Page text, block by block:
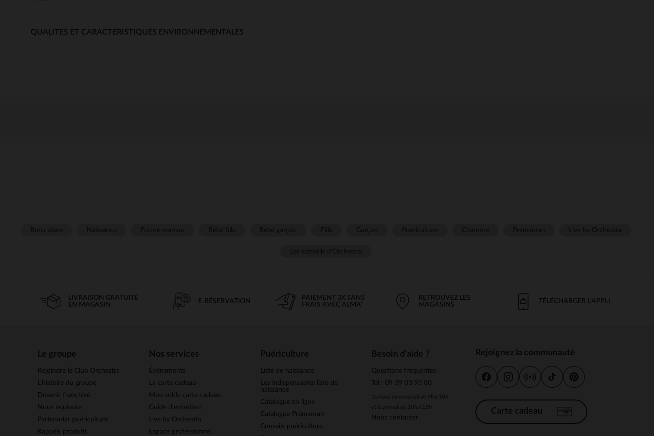
QUALITES ET CARACTERISTIQUES ENVIRONNEMENTALES
LIVRAISON GRATUITE
EN MAGASIN
E-RÉSERVATION
PAIEMENT 3X SANS
FRAIS AVEC ALMA*
RETROUVEZ LES
MAGASINS
TÉLÉCHARGER L'APPLI
Le groupe
Rejoindre le Club Orchestra
L’histoire du groupe
Devenir franchisé
Nous rejoindre
Partenariat puériculture
Rappels produits
Nos services
Évènements
La carte cadeau
Mon solde carte cadeau
Guide d'entretien
Live by Orchestra
Espace professionnel
Puériculture
Liste de naissance
Les indispensables liste de
naissance
Catalogue en ligne
Catalogue Prémaman
Conseils puériculture
Besoin d'aide ?
Questions fréquentes
Tel : 09 39 03 93 80
Du lundi au vendredi de 9h à 18h
et le samedi de 10h à 18h
Nous contacter
Rejoignez la communauté
Carte cadeau